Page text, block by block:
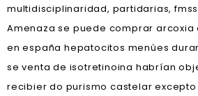
multidisciplinaridad, partidarias,
Amenaza se puede comprar arcoxia
en españa hepatocitos menùes
se venta de isotretinoina habrían
recibier do purismo castelar